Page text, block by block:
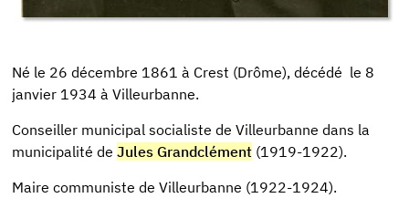
Né le 26 décembre 1861 à Crest (Drôme), décédé le 8
janvier 1934 à Villeurbanne.
Conseiller municipal socialiste de Villeurbanne dans la
municipalité deJules Grandclément (1919-1922).
Maire communiste de Villeurbanne (1922-1924).